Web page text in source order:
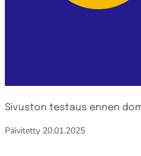
Sivuston testaus ennen
Päivitetty 20.01.2025